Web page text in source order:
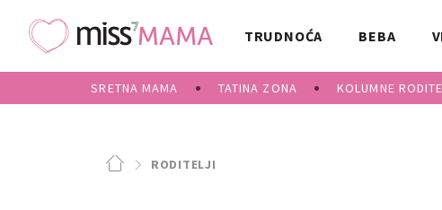
TRUDNOĆA BEBA
SRETNA MAMA TATINA ZONA KOLUMNE
RODITELJI